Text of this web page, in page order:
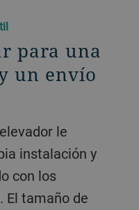
para una
un envío
le
instalación y
con los
El tamaño de